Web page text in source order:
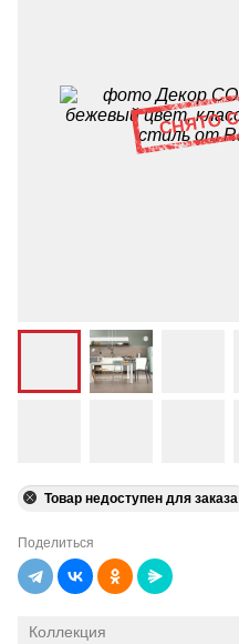
Товар недоступен для заказа
Поделиться
Коллекция